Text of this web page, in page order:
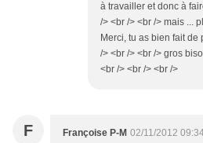
à travailler et donc à
/> <br /> <br /> mais ...
Merci, tu as bien fait de
/> <br /> <br /> gros
<br /> <br /> <br />
F Françoise P-M 02/11/2012